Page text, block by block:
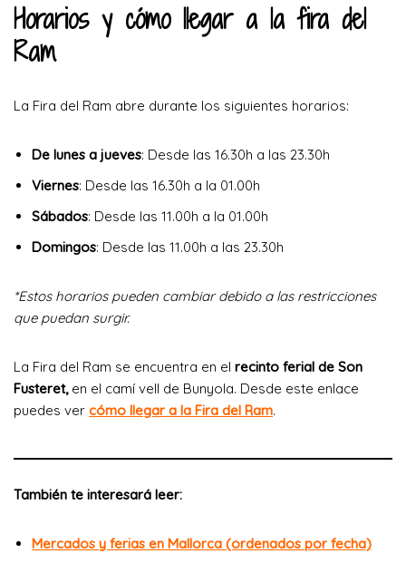
Horarios y cómo llegar a la fira del
Ram
La Fira del Ram abre durante los siguientes horarios:
De lunes a jueves: Desde las 16.30h a las 23.30h
Viernes: Desde las 16.30h a la 01.00h
Sábados: Desde las 11.00h a la 01.00h
Domingos: Desde las 11.00h a las 23.30h
*Estos horarios pueden cambiar debido a las restricciones
que puedan surgir.
La Fira del Ram se encuentra en el recinto ferial de Son
Fusteret,en el camí vell de Bunyola. Desde este enlace
puedes ver cómo llegar a la Fira del Ram.
También te interesará leer:
Mercados y ferias en Mallorca (ordenados por fecha)